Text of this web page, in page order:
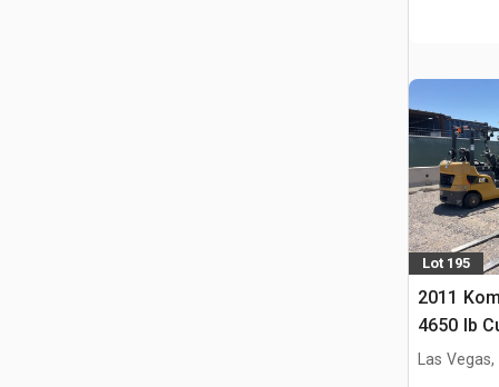
Lot 195
2011
4650 lb
Heftruck
Las Vegas,